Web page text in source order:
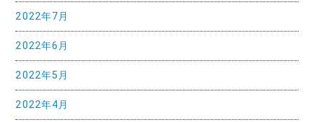
2022年7月
2022年6月
2022年5月
2022年4月